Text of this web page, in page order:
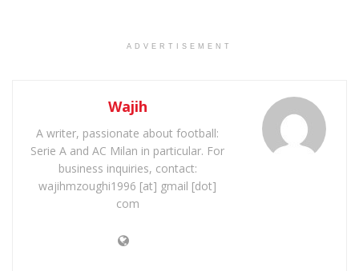
ADVERTISEMENT
Wajih
A writer, passionate about football:
Serie A and AC Milan in particular. For
business inquiries, contact:
wajihmzoughi1996 [at] gmail [dot]
com